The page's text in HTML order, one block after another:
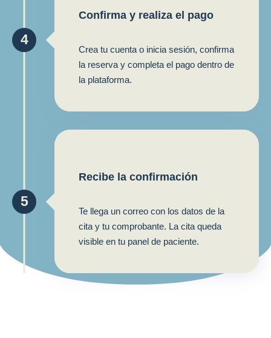
Confirma y realiza el pago
Crea tu cuenta o inicia sesión, confirma
la reserva y completa el pago dentro de
la plataforma.
4
Recibe la confirmación
Te llega un correo con los datos de la
cita y tu comprobante. La cita queda
visible en tu panel de paciente.
5